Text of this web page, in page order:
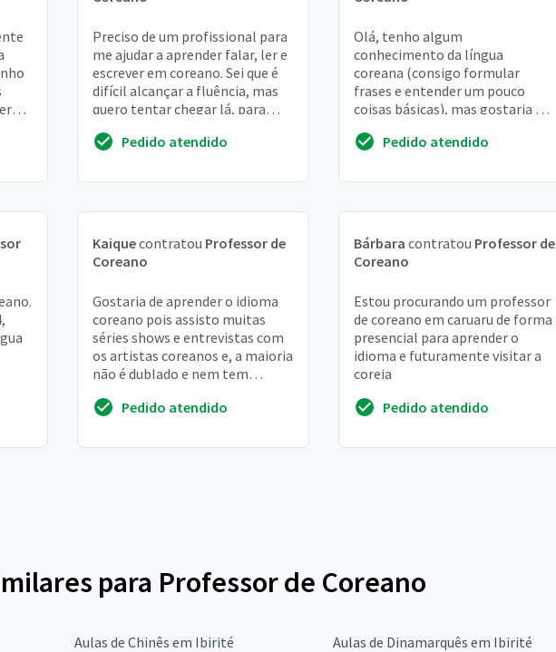
Preciso de um profissional para
me ajudar a aprender falar, ler e
escrever em coreano. Sei que é
difícil alcançar a fluência, mas
quero tentar chegar lá, para
Pedido atendido
Olá, tenho algum
conhecimento da língua
coreana (consigo formular
frases e entender um pouco
coisas básicas), mas gostaria de
fazer o topik algum dia 😁
Pedido atendido
Kaiquecontratou Professor de
Coreano
Gostaria de aprender o idioma
coreano pois assisto muitas
séries shows e entrevistas com
os artistas coreanos e, a maioria
não é dublado e nem tem
esse país é,...
Pedido atendido
Bárbara contratou Professor de
Coreano
Estou procurando um professor
de coreano em caruaru de forma
presencial para aprender o
idioma e futuramente visitar a
coreia
Pedido atendido
para Professor de Coreano
Aulas de Chinês em Ibirité Aulas de Dinamarquês em Ibirité